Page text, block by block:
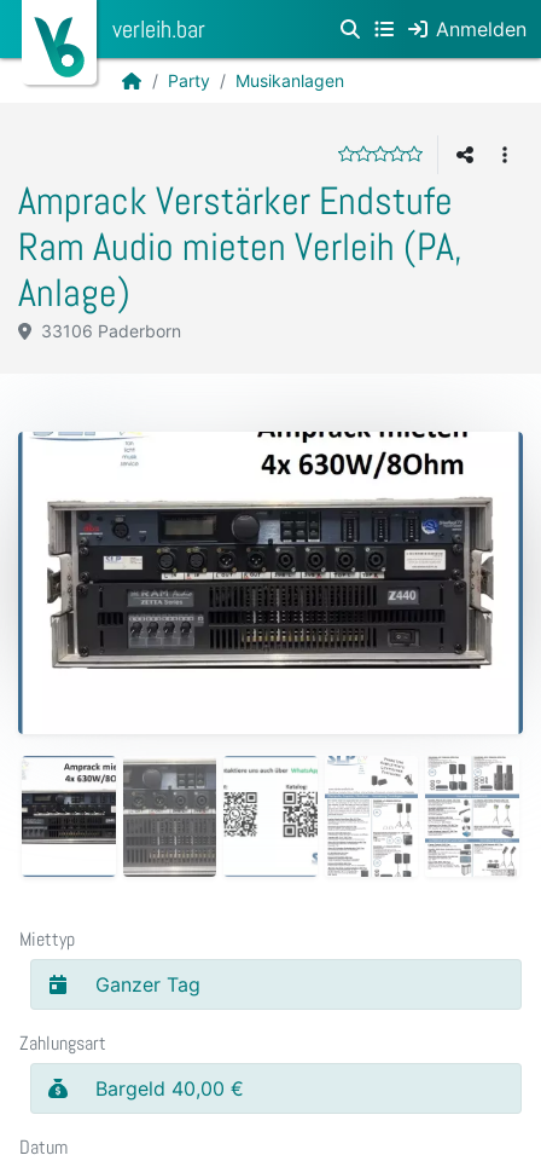
verleih.bar Anmelden
Party Musikanlagen
Amprack Verstärker Endstufe
Ram Audio mieten Verleih (PA,
Anlage)
33106 Paderborn
Miettyp
Ganzer Tag
Zahlungsart
Bargeld 40,00 €
Datum